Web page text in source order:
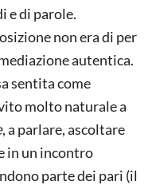
e di parole.
non era di per
autentica.
sentita come
molto naturale a
, a parlare, ascoltare
in un incontro
parte dei pari (il